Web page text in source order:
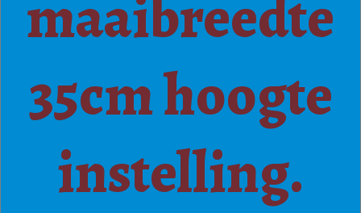
maaibreedte
35cm hoogte
instelling.